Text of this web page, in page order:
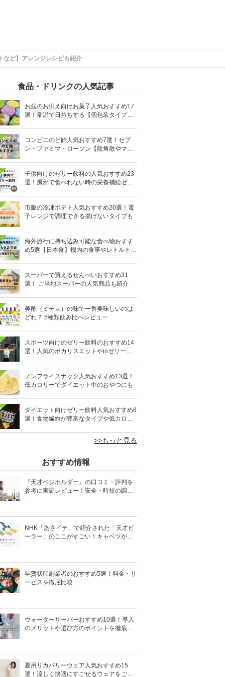
など】アレンジレシピも紹介
食品・ドリンクの人気記事
お盆のお供え向けお菓子人気おすすめ17
選！常温で日持ちする【個包装タイプ
コンビニのど飴人気おすすめ7選！セブ
ン・ファミマ・ローソン【龍角散やマヌ
子供向けのゼリー飲料の人気おすすめ23
選！風邪で食べれない時の栄養補給ゼリ
市販の冷凍ポテト人気おすすめ20選！電
子レンジで調理できる揚げないタイプも
海外旅行に持ち込み可能な食べ物おすす
め5選【日本食】機内の食事やレトルト食
スーパーで買えるせんべいおすすめ31
選！ ご当地スーパーの人気商品も紹介
美酢（ミチョ）の味で一番美味しいのは
どれ？ 5種類飲み比べレビュー
スポーツ向けのゼリー飲料のおすすめ14
選！人気のポカリスエットやinゼリーな
ノンフライスナック人気おすすめ13選！
低カロリーでダイエット中のおやつにも
ダイエット向けゼリー飲料人気おすすめ8
選！食物繊維が豊富なタイプや低カロリ
>>もっと見る
おすすめ情報
『天才ベジホルダー』の口コミ・評判を
参考に実証レビュー！安全・時短の調理
NHK「あさイチ」で紹介された「天才ピ
ーラー」のここがすごい！キャベツがほ
年賀状印刷業者のおすすめ5選！料金・サ
ービスを徹底比較
ウォーターサーバーおすすめ10選！導入
のメリットや選び方のポイントを徹底解
夏用リカバリーウェア人気おすすめ15
選！涼しく快適にすごせるウェアをご紹